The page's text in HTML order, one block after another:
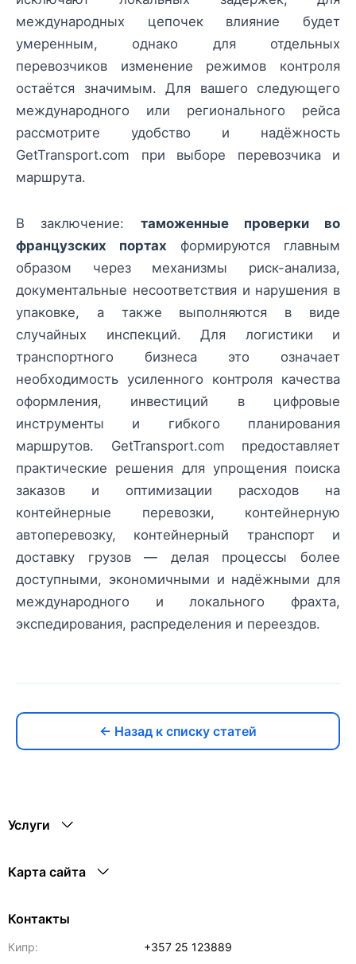
международных цепочек влияние будет
умеренным, однако для отдельных
перевозчиков изменение режимов контроля
остаётся значимым. Для вашего следующего
международного или регионального рейса
рассмотрите удобство и надёжность
GetTransport.com при выборе перевозчика и
маршрута.
В заключение: таможенные проверки во
французских портах формируются главным
образом через механизмы риск-анализа,
документальные несоответствия и нарушения в
упаковке, а также выполняются в виде
случайных инспекций. Для логистики и
транспортного бизнеса это означает
необходимость усиленного контроля качества
оформления, инвестиций в цифровые
инструменты и гибкого планирования
маршрутов. GetTransport.com предоставляет
практические решения для упрощения поиска
заказов и оптимизации расходов на
контейнерные перевозки, контейнерную
автоперевозку, контейнерный транспорт и
доставку грузов — делая процессы более
доступными, экономичными и надёжными для
международного и локального фрахта,
экспедирования, распределения и переездов.
← Назад к списку статей
Услуги
Карта сайта
Контакты
Кипр:
+357 25 123889